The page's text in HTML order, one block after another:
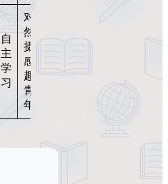
自
主
学
习
对自
然与
摄影
感兴
趣的
青少
年
与科
学项